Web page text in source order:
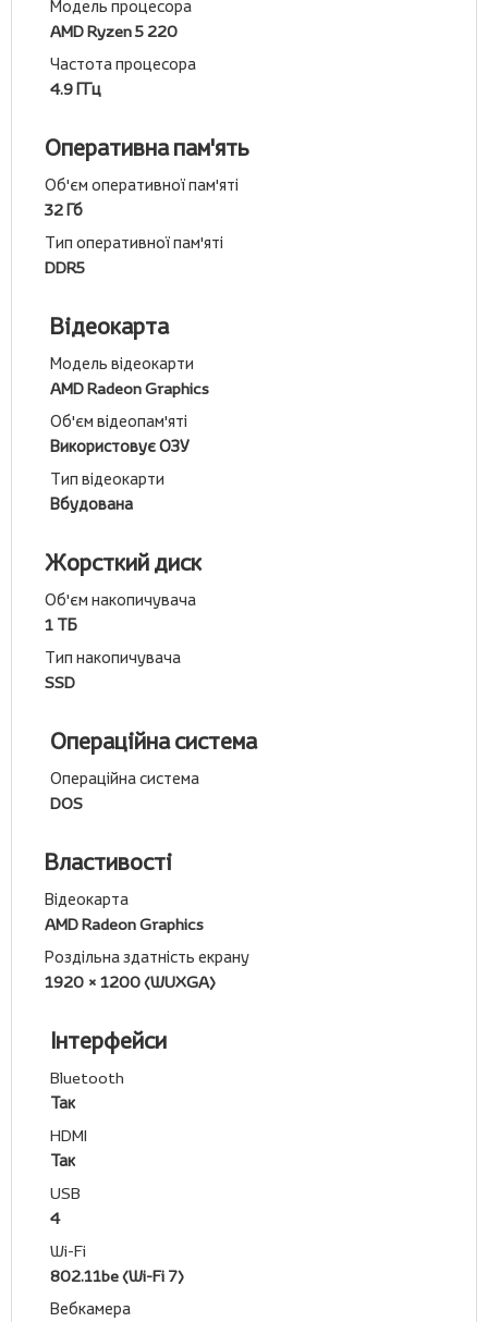
Модель процесора
AMD Ryzen 5 220
Частота процесора
4.9 ГГц
Оперативна пам'ять
Об'єм оперативної пам'яті
32 Гб
Тип оперативної пам'яті
DDR5
Відеокарта
Модель відеокарти
AMD Radeon Graphics
Об'єм відеопам'яті
Використовує ОЗУ
Тип відеокарти
Вбудована
Жорсткий диск
Об'єм накопичувача
1 ТБ
Тип накопичувача
SSD
Операційна система
Операційна система
DOS
Властивості
Відеокарта
AMD Radeon Graphics
Роздільна здатність екрану
1920 × 1200 (WUXGA)
Інтерфейси
Bluetooth
Так
HDMI
Так
USB
4
Wi-Fi
802.11be (Wi-Fi 7)
Вебкамера